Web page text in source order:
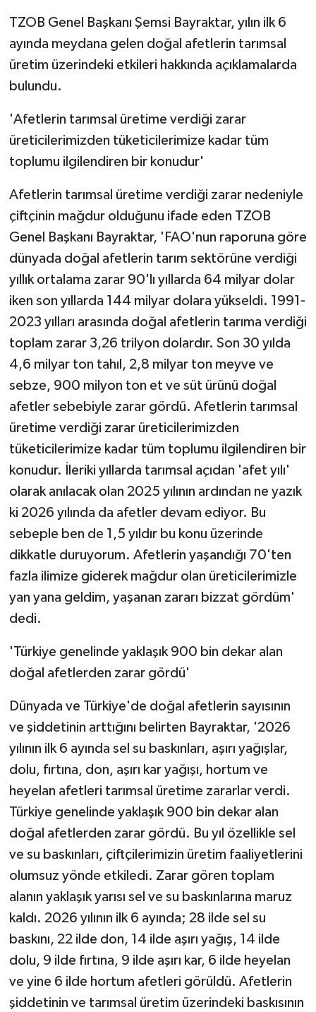
TZOB Genel Başkanı Şemsi Bayraktar, yılın ilk 6
ayında meydana gelen doğal afetlerin tarımsal
üretim üzerindeki etkileri hakkında açıklamalarda
bulundu.
'Afetlerin tarımsal üretime verdiği zarar
üreticilerimizden tüketicilerimize kadar tüm
toplumu ilgilendiren bir konudur'
Afetlerin tarımsal üretime verdiği zarar nedeniyle
çiftçinin mağdur olduğunu ifade eden TZOB
Genel Başkanı Bayraktar, 'FAO'nun raporuna göre
dünyada doğal afetlerin tarım sektörüne verdiği
yıllık ortalama zarar 90'lı yıllarda 64 milyar dolar
iken son yıllarda 144 milyar dolara yükseldi. 1991-
2023 yılları arasında doğal afetlerin tarıma verdiği
toplam zarar 3,26 trilyon dolardır. Son 30 yılda
4,6 milyar ton tahıl, 2,8 milyar ton meyve ve
sebze, 900 milyon ton et ve süt ürünü doğal
afetler sebebiyle zarar gördü. Afetlerin tarımsal
üretime verdiği zarar üreticilerimizden
tüketicilerimize kadar tüm toplumu ilgilendiren bir
konudur. İleriki yıllarda tarımsal açıdan 'afet yılı'
olarak anılacak olan 2025 yılının ardından ne yazık
ki 2026 yılında da afetler devam ediyor. Bu
sebeple ben de 1,5 yıldır bu konu üzerinde
dikkatle duruyorum. Afetlerin yaşandığı 70'ten
fazla ilimize giderek mağdur olan üreticilerimizle
yan yana geldim, yaşanan zararı bizzat gördüm'
dedi.
'Türkiye genelinde yaklaşık 900 bin dekar alan
doğal afetlerden zarar gördü'
Dünyada ve Türkiye'de doğal afetlerin sayısının
ve şiddetinin arttığını belirten Bayraktar, '2026
yılının ilk 6 ayında sel su baskınları, aşırı yağışlar,
dolu, fırtına, don, aşırı kar yağışı, hortum ve
heyelan afetleri tarımsal üretime zararlar verdi.
Türkiye genelinde yaklaşık 900 bin dekar alan
doğal afetlerden zarar gördü. Bu yıl özellikle sel
ve su baskınları, çiftçilerimizin üretim faaliyetlerini
olumsuz yönde etkiledi. Zarar gören toplam
alanın yaklaşık yarısı sel ve su baskınlarına maruz
kaldı. 2026 yılının ilk 6 ayında; 28 ilde sel su
baskını, 22 ilde don, 14 ilde aşırı yağış, 14 ilde
dolu, 9 ilde fırtına, 9 ilde aşırı kar, 6 ilde heyelan
ve yine 6 ilde hortum afetleri görüldü. Afetlerin
şiddetinin ve tarımsal üretim üzerindeki baskısının